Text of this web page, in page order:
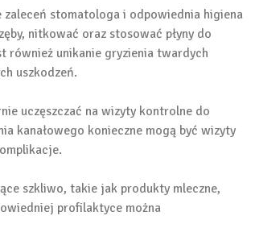
zaleceń stomatologa i odpowiednia higiena
nitkować oraz stosować płyny do
również unikanie gryzienia twardych
uszkodzeń.
uczęszczać na wizyty kontrolne do
kanałowego konieczne mogą być wizyty
szkliwo, takie jak produkty mleczne,
profilaktyce można